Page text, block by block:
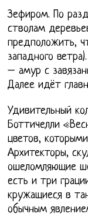
Зефиром. По
стволам
предположить,
западного
– амур с
Далее идёт
Удивительный
Боттичелли
цветов,
Архитекторы,
ошеломляющие
есть и три
кружащиеся в
обычным